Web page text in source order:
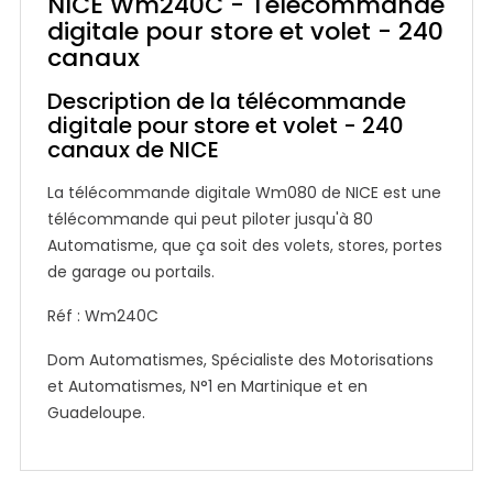
digitale pour store et volet - 240
canaux
Description de la télécommande
digitale pour store et volet - 240
canaux de NICE
La télécommande digitale Wm080 de NICE est une
télécommande qui peut piloter jusqu'à 80
Automatisme, que ça soit des volets, stores, portes
de garage ou portails.
Réf : Wm240C
Dom Automatismes, Spécialiste des Motorisations
et Automatismes, N°1 en Martinique et en
Guadeloupe.